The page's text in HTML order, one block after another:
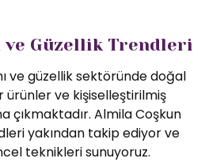
ve Güzellik Trendleri
ve güzellik sektöründe doğal
ürünler ve kişiselleştirilmiş
çıkmaktadır. Almila Coşkun
yakından takip ediyor ve
teknikleri sunuyoruz.